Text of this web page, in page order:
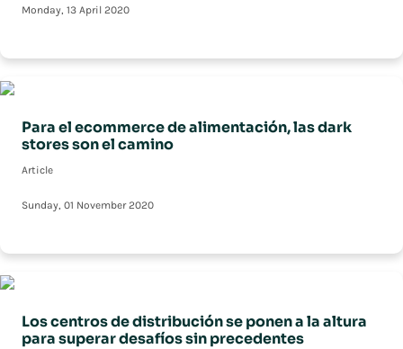
Monday, 13 April 2020
Para el ecommerce de alimentación, las dark
stores son el camino
Article
Sunday, 01 November 2020
Los centros de distribución se ponen a la altura
para superar desafíos sin precedentes